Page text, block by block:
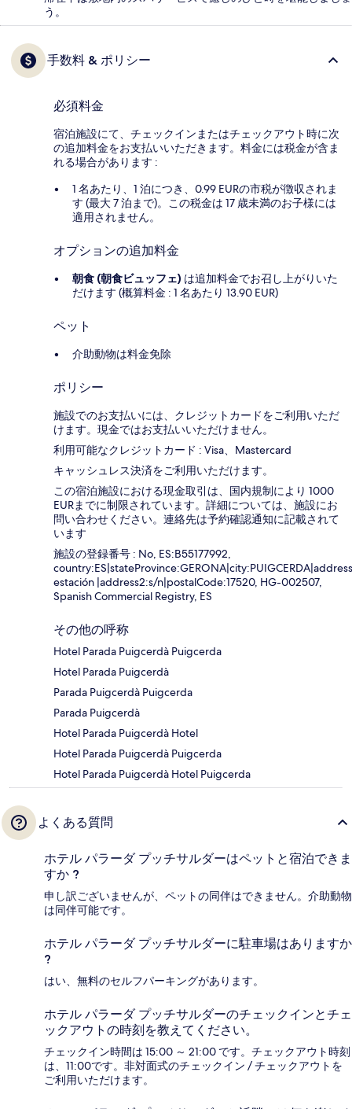
う。
手数料 & ポリシー
必須料金
宿泊施設にて、チェックインまたはチェックアウト時に次
の追加料金をお支払いいただきます。料金には税金が含ま
れる場合があります :
1 名あたり、1 泊につき、0.99 EURの市税が徴収されま
す (最大 7 泊まで)。この税金は 17 歳未満のお子様には
適用されません。
オプションの追加料金
朝食 (朝食ビュッフェ) は追加料金でお召し上がりいた
だけます (概算料金 : 1 名あたり 13.90 EUR)
ペット
介助動物は料金免除
ポリシー
施設でのお支払いには、クレジットカードをご利用いただ
けます。現金ではお支払いいただけません。
利用可能なクレジットカード : Visa、Mastercard
キャッシュレス決済をご利用いただけます。
この宿泊施設における現金取引は、国内規制により 1000
EURまでに制限されています。詳細については、施設にお
問い合わせください。連絡先は予約確認通知に記載されて
います
施設の登録番号 : No, ES:B55177992,
estación |address2:s/n|postalCode:17520, HG-002507,
Spanish Commercial Registry, ES
その他の呼称
Hotel Parada Puigcerdà Puigcerda
Hotel Parada Puigcerdà
Parada Puigcerdà Puigcerda
Parada Puigcerdà
Hotel Parada Puigcerdà Hotel
Hotel Parada Puigcerdà Puigcerda
Hotel Parada Puigcerdà Hotel Puigcerda
よくある質問
ホテル パラーダ プッチサルダーはペットと宿泊できま
すか ?
申し訳ございませんが、ペットの同伴はできません。介助動物
は同伴可能です。
ホテル パラーダ プッチサルダーに駐車場はありますか
?
はい、無料のセルフパーキングがあります。
ホテル パラーダ プッチサルダーのチェックインとチェ
ックアウトの時刻を教えてください。
チェックイン時間は 15:00 ～ 21:00 です。チェックアウト時刻
は、11:00です。非対面式のチェックイン / チェックアウトを
ご利用いただけます。